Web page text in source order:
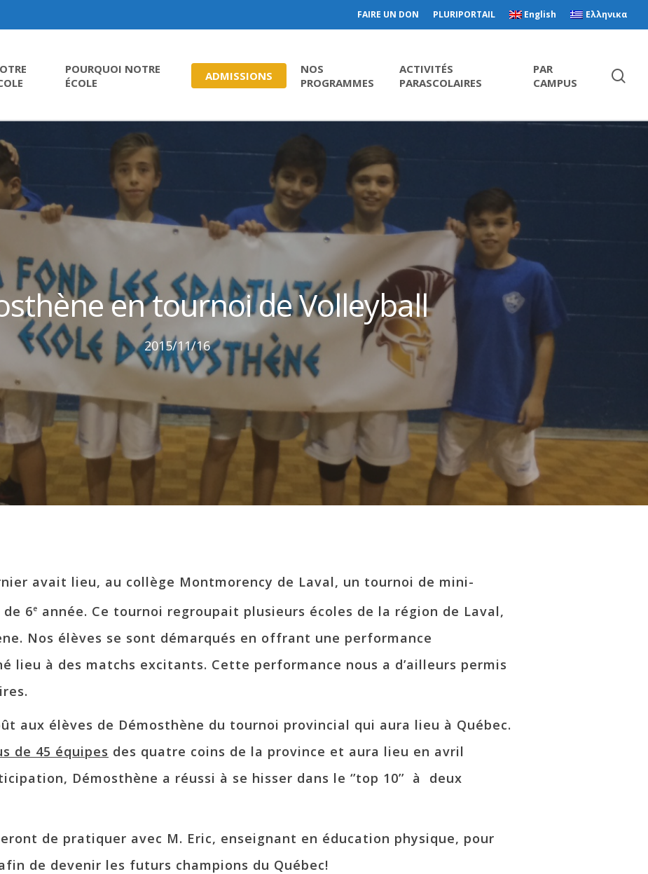
FAIRE UN DON PLURIPORTAIL English Ελληνικα
POURQUOI NOTRE
ÉCOLE
ADMISSIONS
NOS
PROGRAMMES
ACTIVITÉS
PARASCOLAIRES
PAR
CAMPUS
en tournoi de Volleyball
2015/11/16
avait lieu, au collège Montmorency de Laval, un tournoi de mini-
6e année. Ce tournoi regroupait plusieurs écoles de la région de Laval,
Nos élèves se sont démarqués en offrant une performance
lieu à des matchs excitants. Cette performance nous a d’ailleurs permis
aux élèves de Démosthène du tournoi provincial qui aura lieu à Québec.
de 45 équipes des quatre coins de la province et aura lieu en avril
Démosthène a réussi à se hisser dans le ‘’top 10’’ à deux
de pratiquer avec M. Eric, enseignant en éducation physique, pour
de devenir les futurs champions du Québec!